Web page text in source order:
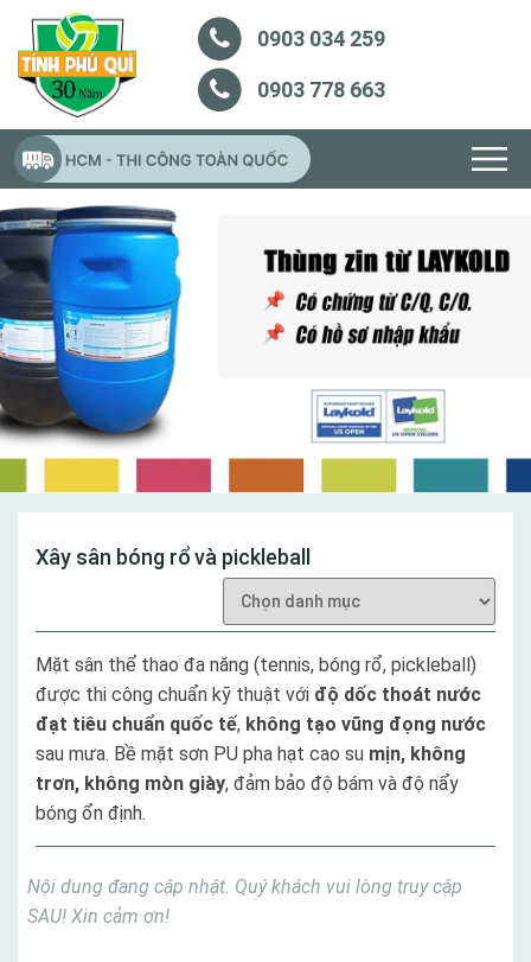
0903 034 259
0903 778 663
Xây sân bóng rổ và pickleball
Mặt sân thể thao đa năng (tennis, bóng rổ, pickleball)
được thi công chuẩn kỹ thuật với độ dốc thoát nước
đạt tiêu chuẩn quốc tế, không tạo vũng đọng nước
sau mưa. Bề mặt sơn PU pha hạt cao su mịn, không
trơn, không mòn giày, đảm bảo độ bám và độ nẩy
bóng ổn định.
Nội dung đang cập nhật. Quý khách vui lòng truy cập
SAU! Xin cảm ơn!